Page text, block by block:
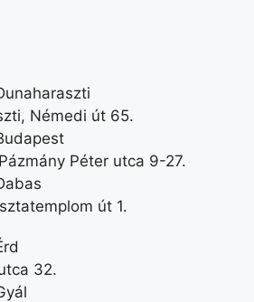
Némedi út 65.
Péter utca 9-27.
út 1.
32.